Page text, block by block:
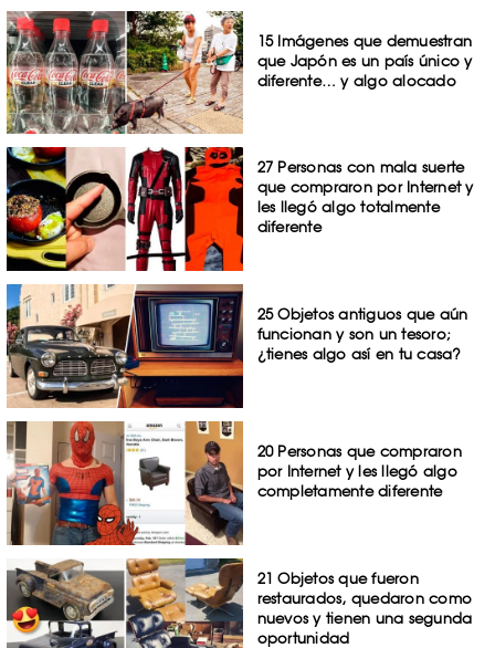
15 Imágenes que demuestran
que Japón es un país único y
diferente… y algo alocado
27 Personas con mala suerte
que compraron por Internet y
les llegó algo totalmente
diferente
25 Objetos antiguos que aún
funcionan y son un tesoro;
¿tienes algo así en tu casa?
20 Personas que compraron
por Internet y les llegó algo
completamente diferente
21 Objetos que fueron
restaurados, quedaron como
nuevos y tienen una segunda
oportunidad